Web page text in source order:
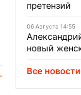
претензий
06 Августа 14:55
новый
Все новости